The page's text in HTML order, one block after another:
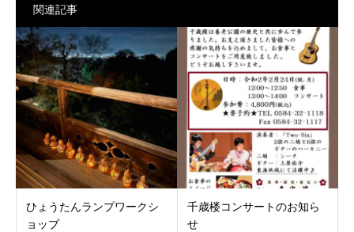
関連記事
ひょうたんランプワークシ
ョップ
千歳楼コンサートのお知ら
せ